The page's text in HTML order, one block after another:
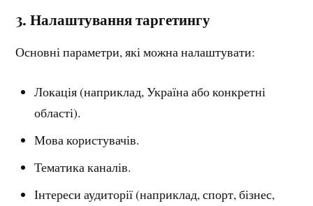
3.Налаштування таргетингу
Основні параметри, які можна налаштувати:
Локація (наприклад, Україна або конкретні
області).
Мова користувачів.
Тематика каналів.
Інтереси аудиторії (наприклад, спорт, бізнес,